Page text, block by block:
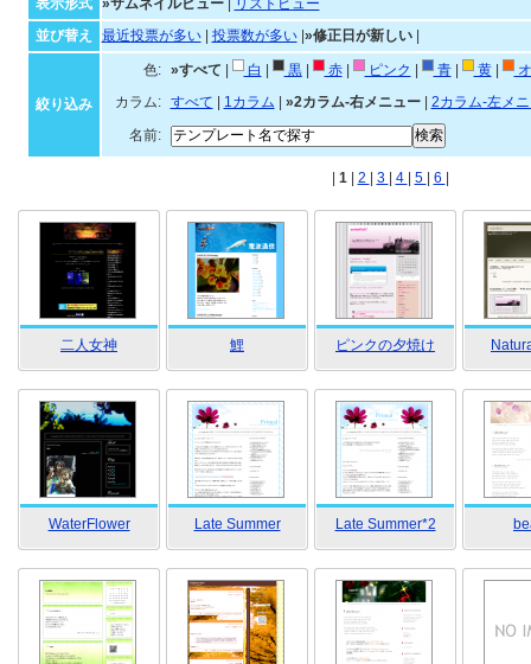
表示形式
»サムネイルビュー|
リストビュー
並び替え
最近投票が多い| 投票数が多い| »修正日が新しい|
絞り込み
色: »すべて 白 黒| 赤| ピンク 青| 黄|
カラム:
すべて 1カラム »2カラム-右メニュー| 2カラム-左メ
名前:
1 2 3 4 5 6
二人女神 鯉 ピンクの夕焼け
WaterFlower Late Summer Late Summer*2